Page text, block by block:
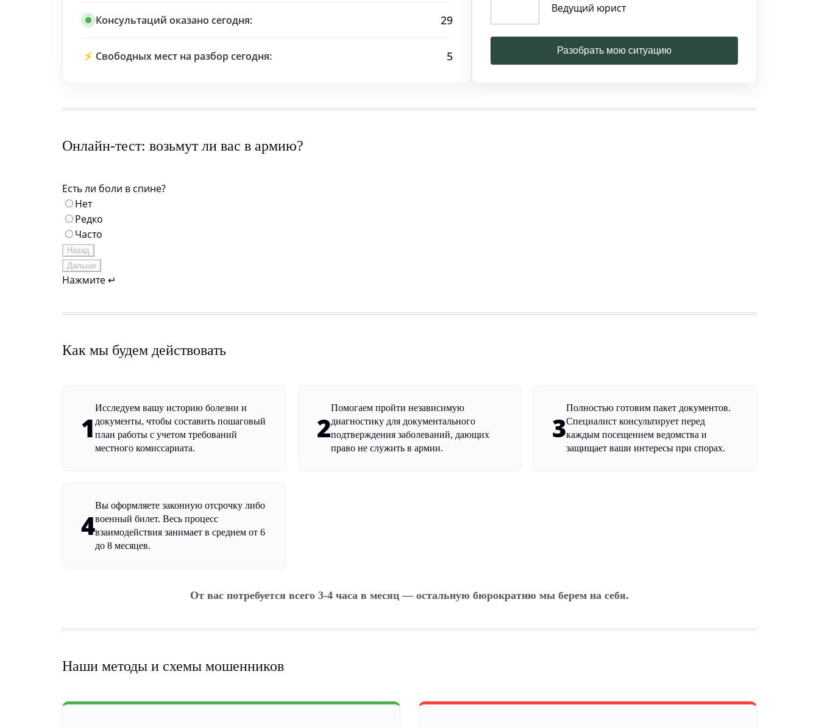
Консультаций оказано сегодня: 29
⚡ Свободных мест на разбор сегодня: 5
Ведущий юрист
Разобрать мою ситуацию
Онлайн-тест: возьмут ли вас в армию?
Есть ли боли в спине?
Нет
Редко
Часто
Назад
Дальше
Нажмите ↵
Как мы будем действовать
1
Исследуем вашу историю болезни и
документы, чтобы составить пошаговый
план работы с учетом требований
местного комиссариата.
2
Помогаем пройти независимую
диагностику для документального
подтверждения заболеваний, дающих
право не служить в армии.
3
Полностью готовим пакет документов.
Специалист консультирует перед
каждым посещением ведомства и
защищает ваши интересы при спорах.
4
Вы оформляете законную отсрочку либо
военный билет. Весь процесс
взаимодействия занимает в среднем от 6
до 8 месяцев.
От вас потребуется всего 3-4 часа в месяц — остальную бюрократию мы берем на себя.
Наши методы и схемы мошенников